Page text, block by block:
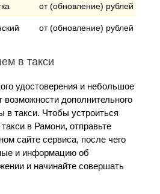
от (обновление) рублей
от (обновление) рублей
в такси
удостоверения и небольшое
возможности дополнительного
в такси. Чтобы устроиться
в Рамони, отправьте
сайте сервиса, после чего
и информацию об
и начинайте совершать